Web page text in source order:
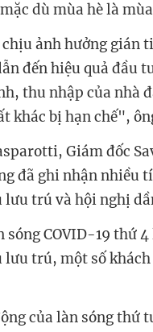
dù mùa hè là
ảnh hưởng gián
đến hiệu quả đầu
thu nhập của nhà
khác bị hạn chế",
Giám đốc
đã ghi nhận nhiều
lưu trú và hội nghị
COVID-19 thứ
lưu trú, một số
của làn sóng thứ